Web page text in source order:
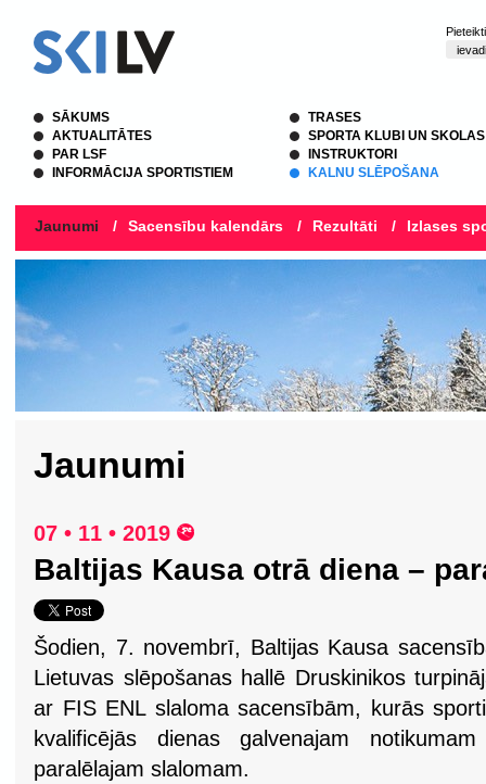
SĀKUMS
AKTUALITĀTES
PAR LSF
INFORMĀCIJA SPORTISTIEM
TRASES
SPORTA KLUBI UN SKOLAS
INSTRUKTORI
KALNU SLĒPOŠANA
Jaunumi / Sacensību kalendārs / Rezultāti / Izlases
Jaunumi
07 • 11 • 2019
Baltijas Kausa otrā diena –
Šodien, 7. novembrī, Baltijas Kausa
Lietuvas slēpošanas hallē Druskinikos
ar FIS ENL slaloma sacensībām, kurās
kvalificējās dienas galvenajam
paralēlajam slalomam.